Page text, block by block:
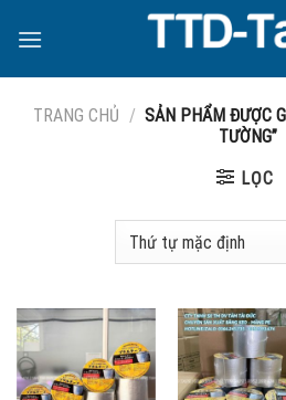
TRANG CHỦ / SẢN PHẨM ĐƯỢC
TƯỜNG”
LỌC